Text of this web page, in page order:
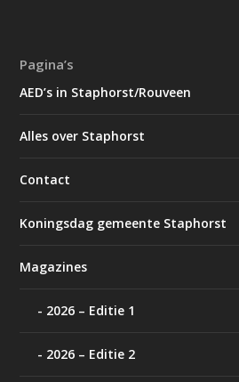
Pagina’s
AED’s in Staphorst/Rouveen
Alles over Staphorst
Contact
Koningsdag gemeente Staphorst
Magazines
2026 – Editie 1
2026 – Editie 2